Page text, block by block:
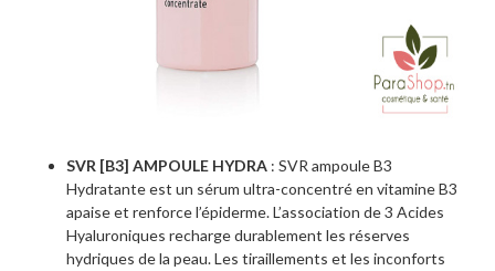
SVR [B3] AMPOULE HYDRA : SVR ampoule B3
Hydratante est un sérum ultra-concentré en vitamine B3
apaise et renforce l’épiderme. L’association de 3 Acides
Hyaluroniques recharge durablement les réserves
hydriques de la peau. Les tiraillements et les inconforts